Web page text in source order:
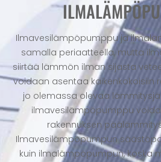
Ilmavesilämpöpumppu ja
samalla periaatteella, mutta
siirtää lämmön ilman sijasta
voidaan asentaa kaikenkokoisiin
jo olemassa olevaa
ilmavesilämpöpumppu
rakennuksen
Ilmavesilämpöpumpun
kuin ilmalämpöpumpun, koska